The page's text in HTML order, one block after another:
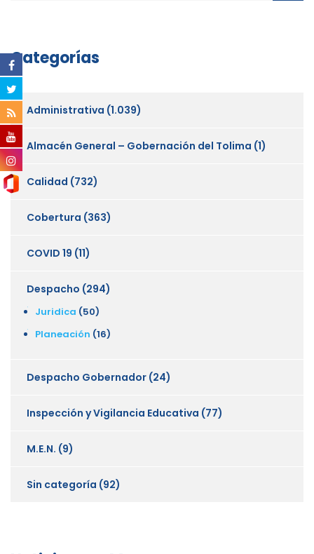
Categorías
Administrativa (1.039)
Almacén General – Gobernación del Tolima (1)
Calidad (732)
Cobertura (363)
COVID 19 (11)
Despacho (294)
Juridica (50)
Planeación (16)
Despacho Gobernador (24)
Inspección y Vigilancia Educativa (77)
M.E.N. (9)
Sin categoría (92)